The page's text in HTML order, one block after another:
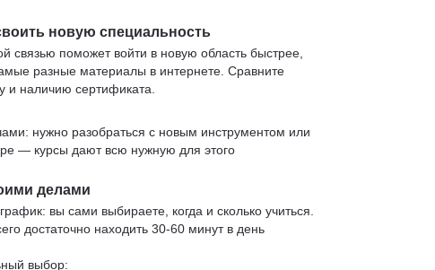
новую специальность
связью поможет войти в новую область быстрее,
разные материалы в интернете. Сравните
и наличию сертификата.
нужно разобраться с новым инструментом или
— курсы дают всю нужную для этого
делами
вы сами выбираете, когда и сколько учиться.
достаточно находить 30-60 минут в день
выбор: